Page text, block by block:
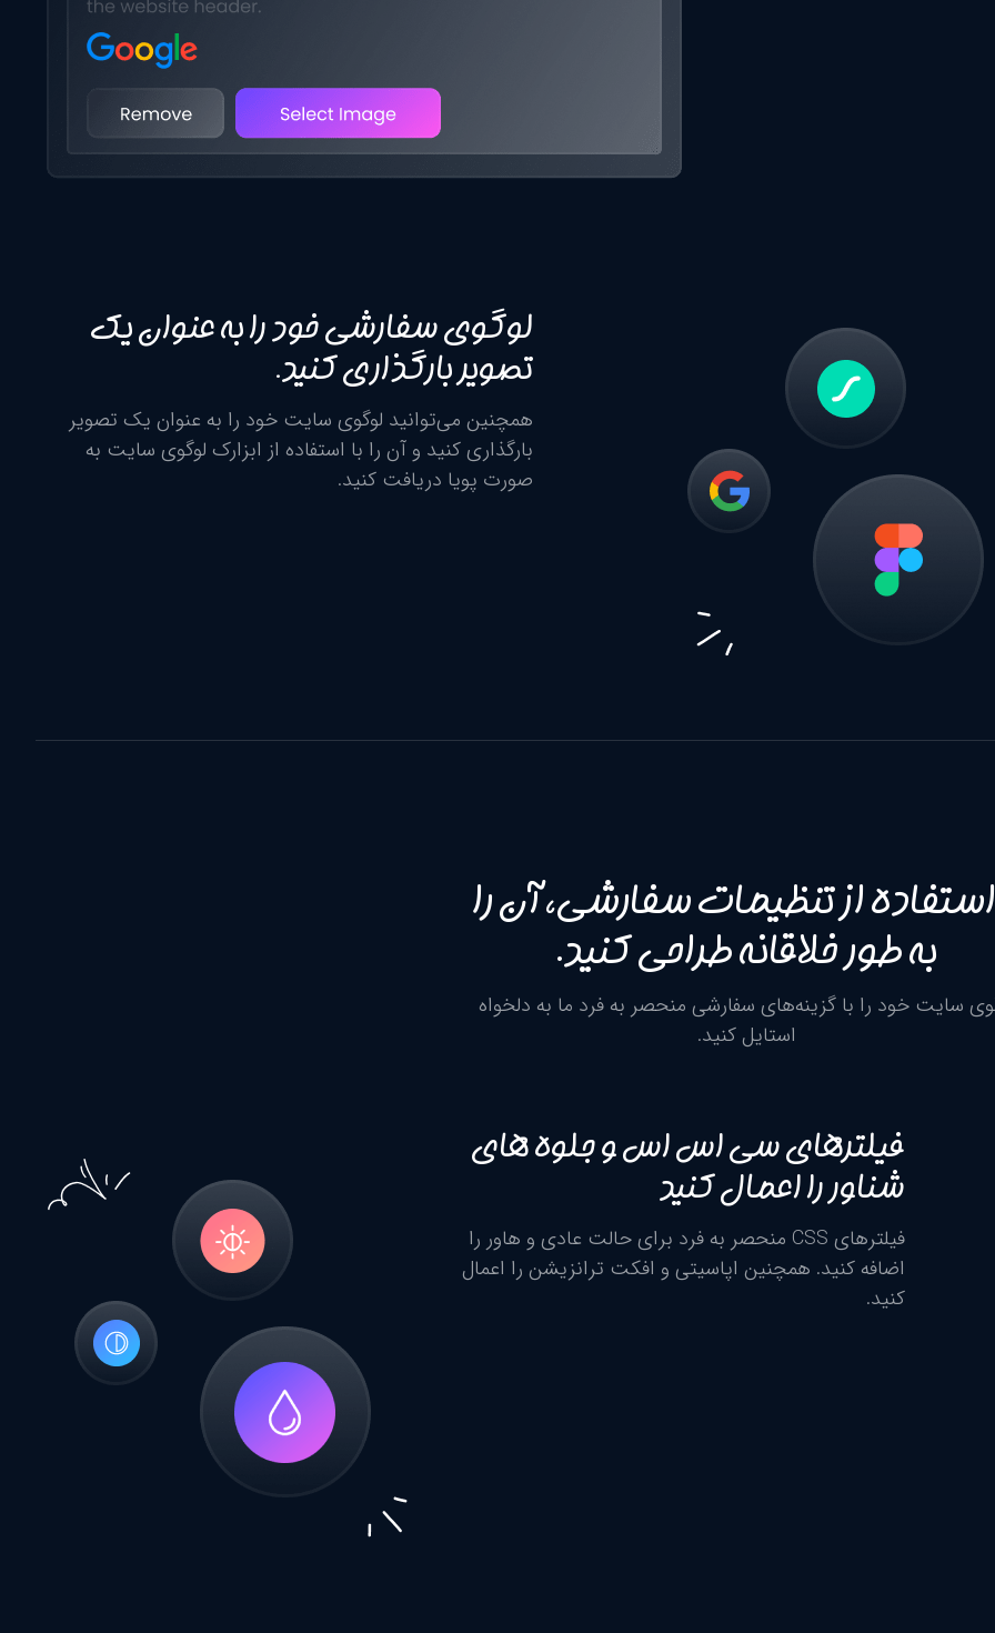
لوگوی سفارشی خود را به عنوان یک
تصویر بارگذاری کنید.
همچنین می‌توانید لوگوی سایت خود را به عنوان یک تصویر
بارگذاری کنید و آن را با استفاده از ابزارک لوگوی سایت به
صورت پویا دریافت کنید.
استفاده از تنظیمات سفارشی، آن را
به طور خلاقانه طراحی کنید.
سایت خود را با گزینه‌های سفارشی منحصر به فرد ما به دلخواه
استایل کنید.
فیلترهای سی اس اس و جلوه های
شناور را اعمال کنید
فیلترهای CSS منحصر به فرد برای حالت عادی و هاور را
اضافه کنید. همچنین اپاسیتی و افکت ترانزیشن را اعمال
کنید.